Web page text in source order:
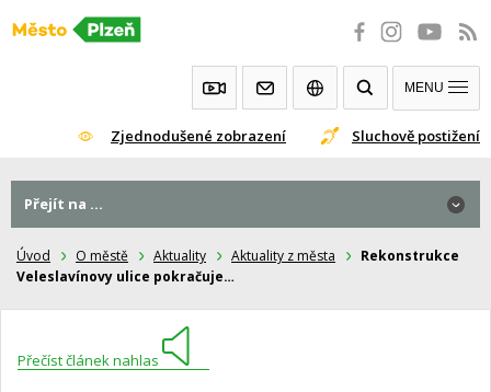
Přeskočit
Zjednodušené zobrazení Sluchově postižení
MENU
Úvod O městě Aktuality Aktuality z města
Rekonstrukce
Veleslavínovy ulice pokračuje…
Přečíst článek nahlas
Přejít na ...